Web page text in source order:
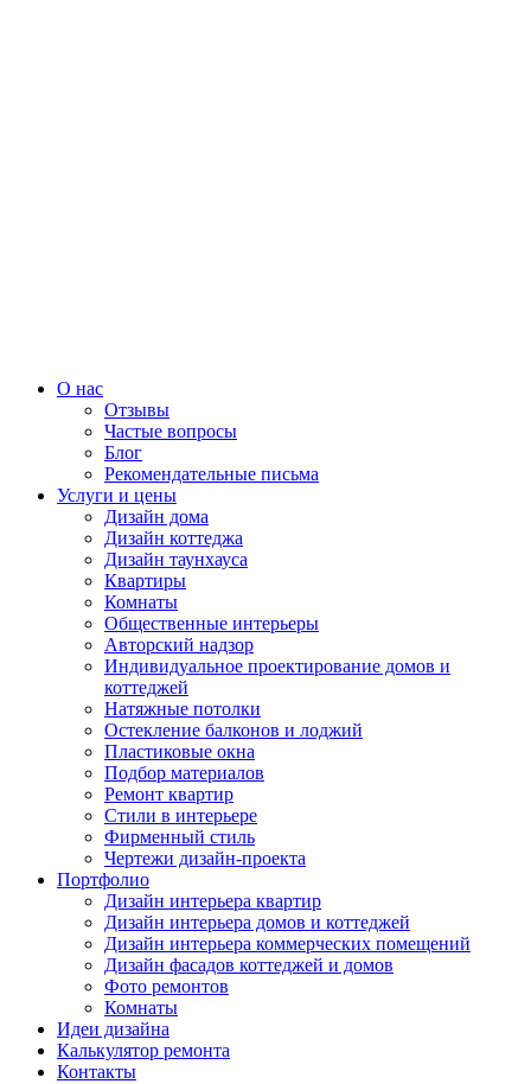
О нас
Отзывы
Частые вопросы
Блог
Рекомендательные письма
Услуги и цены
Дизайн дома
Дизайн коттеджа
Дизайн таунхауса
Квартиры
Комнаты
Общественные интерьеры
Авторский надзор
Индивидуальное проектирование домов и
коттеджей
Натяжные потолки
Остекление балконов и лоджий
Пластиковые окна
Подбор материалов
Ремонт квартир
Стили в интерьере
Фирменный стиль
Чертежи дизайн-проекта
Портфолио
Дизайн интерьера квартир
Дизайн интерьера домов и коттеджей
Дизайн интерьера коммерческих помещений
Дизайн фасадов коттеджей и домов
Фото ремонтов
Комнаты
Идеи дизайна
Калькулятор ремонта
Контакты